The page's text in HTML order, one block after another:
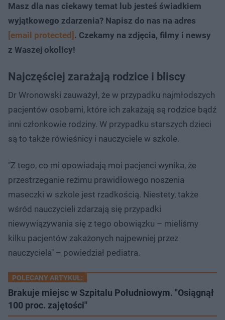
Masz dla nas ciekawy temat lub jesteś świadkiem
wyjątkowego zdarzenia? Napisz do nas na adres
[email protected] . Czekamy na zdjęcia, filmy i newsy
z Waszej okolicy!
Najczęściej zarażają rodzice i bliscy
Dr Wronowski zauważył, że w przypadku najmłodszych
pacjentów osobami, które ich zakażają są rodzice bądź
inni członkowie rodziny. W przypadku starszych dzieci
są to także rówieśnicy i nauczyciele w szkole.
"Z tego, co mi opowiadają moi pacjenci wynika, że
przestrzeganie reżimu prawidłowego noszenia
maseczki w szkole jest rzadkością. Niestety, także
wśród nauczycieli zdarzają się przypadki
niewywiązywania się z tego obowiązku – mieliśmy
kilku pacjentów zakażonych najpewniej przez
nauczyciela" – powiedział pediatra.
POLECANY ARTYKUŁ:
Brakuje miejsc w Szpitalu Południowym. "Osiągnął
100 proc. zajętości"